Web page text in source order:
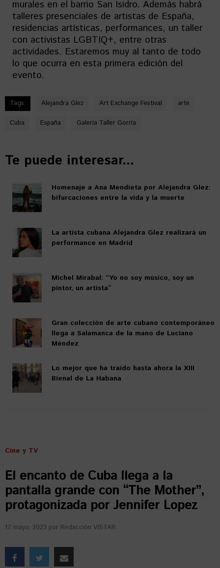
murales en el barrio San Isidro. Además habrá
talleres presenciales de artistas de España,
residencias artísticas, performances, un taller
con activistas LGBTIQ+, entre otras
actividades. Estaremos muy al tanto de todo
lo que ocurra en esta primera edición del
evento.
Tags: Alejandra Glez Art Exchange Festival arte
Cuba España Galería Taller Gorría
Te puede interesar...
Homenaje a Ana Mendieta por Alejandra Glez:
bifurcaciones entre la vida y la muerte
La artista cubana Alejandra Glez realizará un
performance en Madrid
Michel Mirabal: “Yo no soy músico, soy un
pintor, un artista”
Gran colección de arte cubano contemporáneo
llega a Salamanca de la mano de Luciano
Méndez
Lo mejor que ha traído hasta ahora la XIII
Bienal de La Habana
Cine y TV
El encanto de Cuba llega a la
pantalla grande con “The Mother”,
protagonizada por Jennifer Lopez
17 mayo, 2023 por Redacción VISTAR